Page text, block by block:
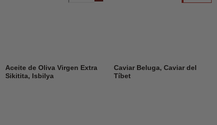
Aceite de Oliva Virgen Extra
Sikitita, Isbilya
Caviar Beluga, Caviar del
Tíbet